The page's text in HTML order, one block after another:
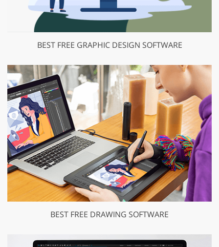
BEST FREE GRAPHIC DESIGN SOFTWARE
BEST FREE DRAWING SOFTWARE